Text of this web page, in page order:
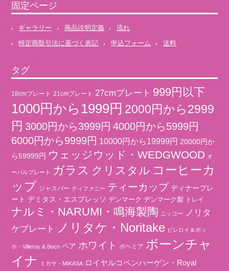
固定ページ
ギャラリー 商品説明定義
流れ
特定商取引法に基づく表記
申込フォーム 送料
タグ
18cmプレート 21cmプレート 27cmプレート 999円以下
1000円から1999円 2000円から2999
円 3000円から3999円 4000円から5999円
6000円から9999円 10000円から19999円 20000円か
ら59999円 ウェッジウッド・WEDGWOOD オ
ーバルプレート ガラス クリスタル コーヒーカ
ップ ジャスパー ティファニー ティーカップ ディナープレ
ート デミタス・エスプレッソ デンマーク デンマーク製 トレイ
ナルミ・NARUMI・鳴海製陶 ニッコー
ノリタ
ケプレート
ノリタケ・Noritake ビレロイ＆ボッ
ホ・Villeroy & Boch ペア ホワイト ボヘミア ボーンチャ
イナ
ミカサ・MIKASA ロイヤルコペンハーゲン・Royal